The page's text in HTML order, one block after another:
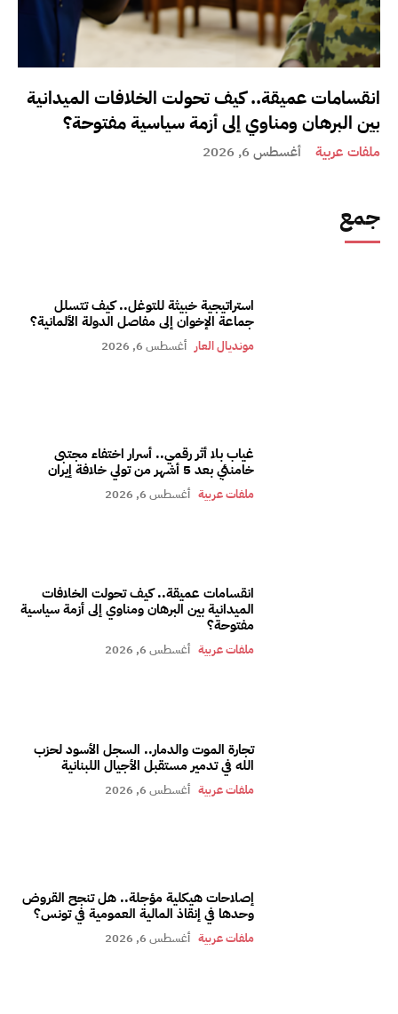
انقسامات عميقة.. كيف تحولت الخلافات الميدانية
بين البرهان ومناوي إلى أزمة سياسية مفتوحة؟
ملفات عربية أغسطس 6, 2026
جمع
استراتيجية خبيثة للتوغل.. كيف تتسلل
جماعة الإخوان إلى مفاصل الدولة الألمانية؟
مونديال العار أغسطس 6, 2026
غياب بلا أثر رقمي.. أسرار اختفاء مجتبى
خامنئي بعد 5 أشهر من تولي خلافة إيران
ملفات عربية أغسطس 6, 2026
انقسامات عميقة.. كيف تحولت الخلافات
الميدانية بين البرهان ومناوي إلى أزمة سياسية
مفتوحة؟
ملفات عربية أغسطس 6, 2026
تجارة الموت والدمار.. السجل الأسود لحزب
الله في تدمير مستقبل الأجيال اللبنانية
ملفات عربية أغسطس 6, 2026
إصلاحات هيكلية مؤجلة.. هل تنجح القروض
وحدها في إنقاذ المالية العمومية في تونس؟
ملفات عربية أغسطس 6, 2026